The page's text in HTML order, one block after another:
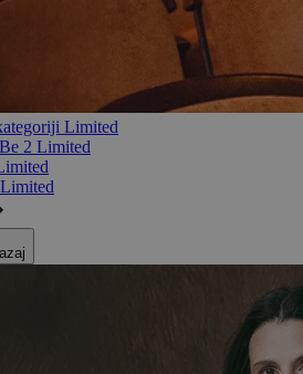
Limited
2 Limited